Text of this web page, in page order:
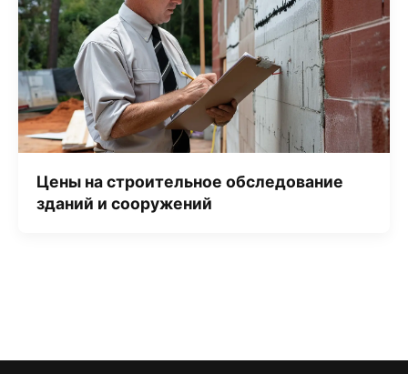
Цены на строительное обследование
зданий и сооружений